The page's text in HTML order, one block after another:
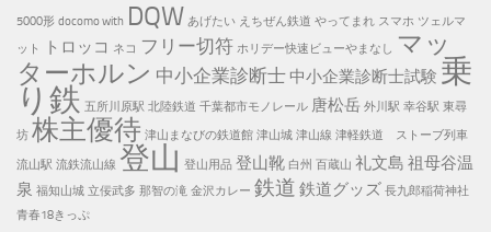
5000形 docomo with DQW あげたい えちぜん鉄道 やってまれ スマホ ツェルマ
ット
トロッコ ネコ フリー切符 ホリデー快速ビューやまなし マッ
ターホルン 中小企業診断士 中小企業診断士試験 乗
り鉄 五所川原駅 北陸鉄道 千葉都市モノレール 唐松岳 外川駅 幸谷駅 東尋
坊 株主優待 津山まなびの鉄道館 津山城 津山線 津軽鉄道 ストーブ列車
流山駅 流鉄流山線 登山 登山用品 登山靴 白州 百蔵山 礼文島 祖母谷温
泉 福知山城 立佞武多 那智の滝 金沢カレー 鉄道 鉄道グッズ 長九郎稲荷神社
青春18きっぷ